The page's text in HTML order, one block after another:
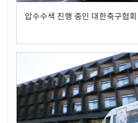
압수수색 진행 중인 대한축구협